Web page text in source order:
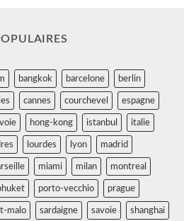
bangkok barcelone berlin
cannes courchevel espagne
hong-kong istanbul italie
lourdes lyon madrid
miami milan montreal
porto-vecchio prague
malo sardaigne savoie shanghai